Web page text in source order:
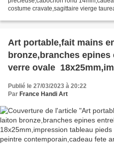
costume cravate,sagittaire vierge
Art portable,fait mains
bronze,branches
verre ovale
contemporain,cadeau
Publié le 27/03/2023 à 20:22
Par France Handi Art